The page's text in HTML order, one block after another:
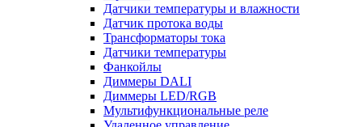
Датчики температуры и влажности
Датчик протока воды
Трансформаторы тока
Датчики температуры
Фанкойлы
Диммеры DALI
Диммеры LED/RGB
Мультифункциональные реле